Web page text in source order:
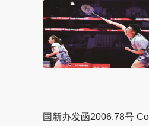
国新办发函2006.78号